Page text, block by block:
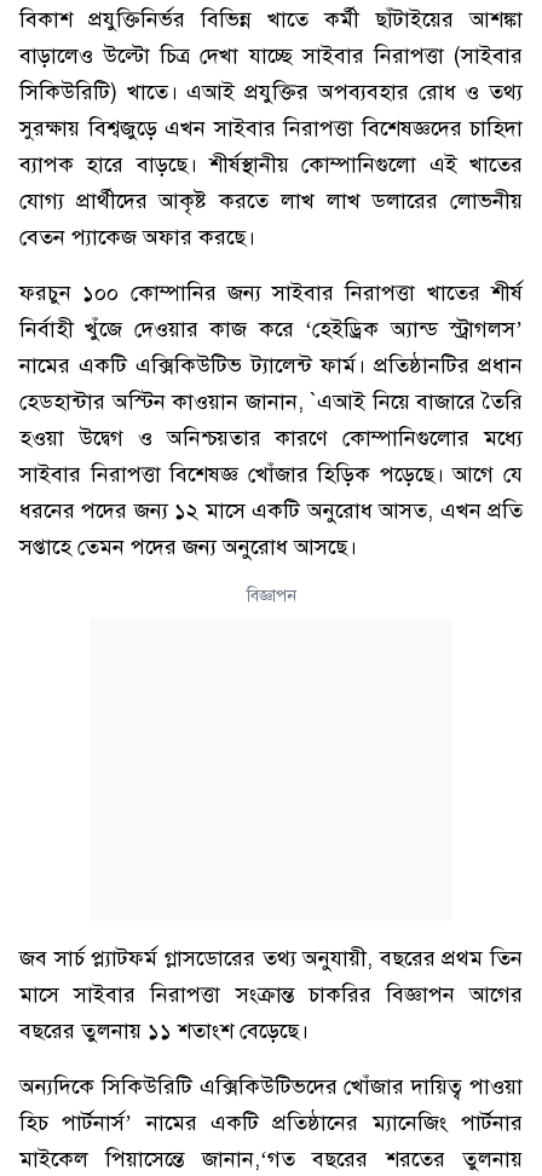
বিকাশ প্রযুক্তিনির্ভর বিভিন্ন খাতে কর্মী ছাঁটাইয়ের আশঙ্কা
বাড়ালেও উল্টো চিত্র দেখা যাচ্ছে সাইবার নিরাপত্তা (সাইবার
সিকিউরিটি) খাতে। এআই প্রযুক্তির অপব্যবহার রোধ ও তথ্য
সুরক্ষায় বিশ্বজুড়ে এখন সাইবার নিরাপত্তা বিশেষজ্ঞদের চাহিদা
ব্যাপক হারে বাড়ছে। শীর্ষস্থানীয় কোম্পানিগুলো এই খাতের
যোগ্য প্রার্থীদের আকৃষ্ট করতে লাখ লাখ ডলারের লোভনীয়
বেতন প্যাকেজ অফার করছে।
ফরচুন ১০০ কোম্পানির জন্য সাইবার নিরাপত্তা খাতের শীর্ষ
নির্বাহী খুঁজে দেওয়ার কাজ করে ‘হেইড্রিক অ্যান্ড স্ট্রাগলস’
নামের একটি এক্সিকিউটিভ ট্যালেন্ট ফার্ম। প্রতিষ্ঠানটির প্রধান
হেডহান্টার অস্টিন কাওয়ান জানান, `এআই নিয়ে বাজারে তৈরি
হওয়া উদ্বেগ ও অনিশ্চয়তার কারণে কোম্পানিগুলোর মধ্যে
সাইবার নিরাপত্তা বিশেষজ্ঞ খোঁজার হিড়িক পড়েছে। আগে যে
ধরনের পদের জন্য ১২ মাসে একটি অনুরোধ আসত, এখন প্রতি
সপ্তাহে তেমন পদের জন্য অনুরোধ আসছে।
বিজ্ঞাপন
জব সার্চ প্ল্যাটফর্ম গ্লাসডোরের তথ্য অনুযায়ী, বছরের প্রথম তিন
মাসে সাইবার নিরাপত্তা সংক্রান্ত চাকরির বিজ্ঞাপন আগের
বছরের তুলনায় ১১ শতাংশ বেড়েছে।
অন্যদিকে সিকিউরিটি এক্সিকিউটিভদের খোঁজার দায়িত্ব পাওয়া
হিচ পার্টনার্স’ নামের একটি প্রতিষ্ঠানের ম্যানেজিং পার্টনার
মাইকেল পিয়াসেন্তে জানান,‘গত বছরের শরতের তুলনায়